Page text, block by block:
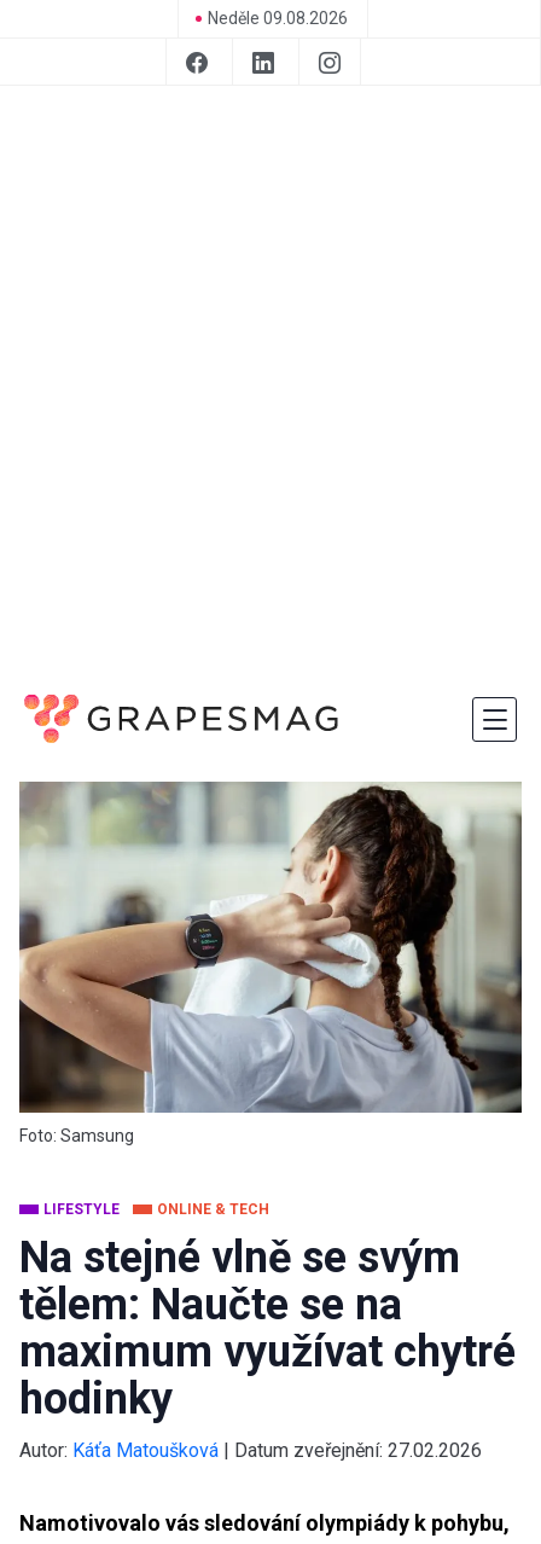
Neděle 09.08.2026
Foto: Samsung
LIFESTYLE ONLINE & TECH
Na stejné vlně se svým
tělem: Naučte se na
maximum využívat chytré
hodinky
Autor: Káťa Matoušková | Datum zveřejnění: 27.02.2026
Namotivovalo vás sledování olympiády k pohybu,